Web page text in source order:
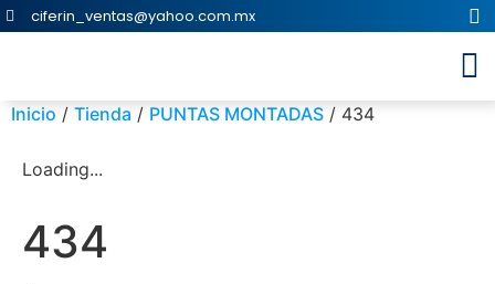
ciferin_ventas@yahoo.com.mx
Inicio / Tienda / PUNTAS MONTADAS / 434
Loading...
434